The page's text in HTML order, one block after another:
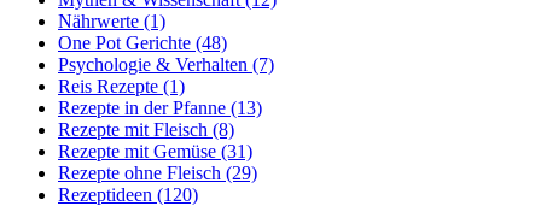
Nährwerte (1)
One Pot Gerichte (48)
Psychologie & Verhalten (7)
Reis Rezepte (1)
Rezepte in der Pfanne (13)
Rezepte mit Fleisch (8)
Rezepte mit Gemüse (31)
Rezepte ohne Fleisch (29)
Rezeptideen (120)